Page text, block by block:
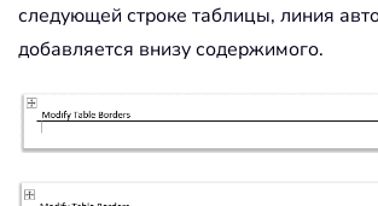
следующей строке таблицы, линия
добавляется внизу содержимого.